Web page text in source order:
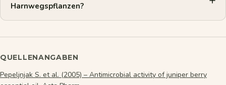
Harnwegspflanzen?
QUELLENANGABEN
Pepeljnjak S. et al. (2005) – Antimicrobial activity of juniper berry